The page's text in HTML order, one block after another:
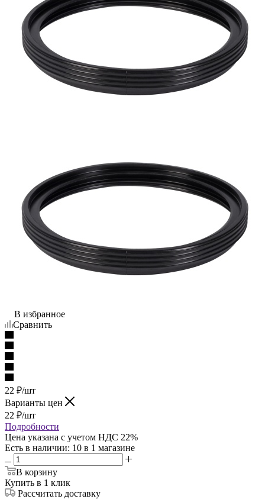
В избранное
Сравнить
22 ₽/шт
Варианты цен
22 ₽/шт
Подробности
Цена указана с учетом НДС 22%
Есть в наличии: 10 в 1 магазине
В корзину
Купить в 1 клик
Рассчитать доставку